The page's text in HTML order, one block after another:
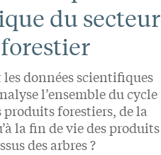
du secteur
forestier
les données scientifiques
l’ensemble du cycle
produits forestiers, de la
la fin de vie des produits
des arbres ?